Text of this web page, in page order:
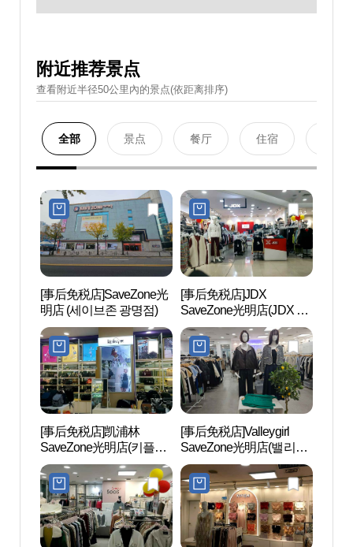
附近推荐景点
查看附近半径50公里內的景点(依距离排序)
全部 景点 餐厅 住宿
[事后免税店]SaveZone光
明店 (세이브존 광명점)
[事后免税店]JDX
SaveZone光明店(JDX 세
이브존 광명점)
[事后免税店]凯浦林
SaveZone光明店(키플링
세이브존 광명점)
[事后免税店]Valleygirl
SaveZone光明店(밸리걸
세이브존 광명점)